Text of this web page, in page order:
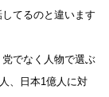
てるのと違います
でなく人物で選ぶ
、日本1億人に対